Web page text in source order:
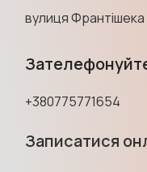
вулиця Франтішека
+380775771654
Записатися